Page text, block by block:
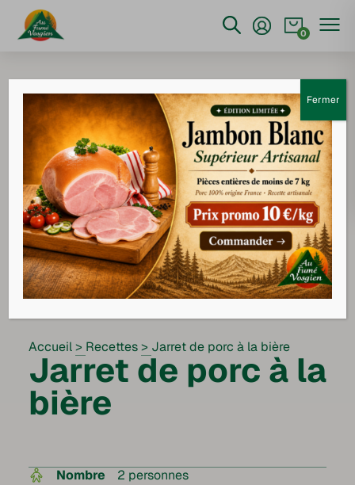
0
Accueil> Recettes> Jarret de porc à la bière
Jarret de porc à la
bière
Nombre 2 personnes
Fermer